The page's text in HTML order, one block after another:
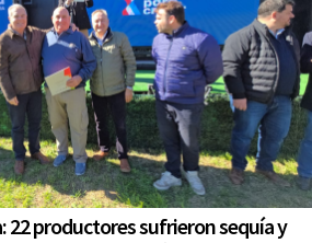
22 productores sufrieron sequía y